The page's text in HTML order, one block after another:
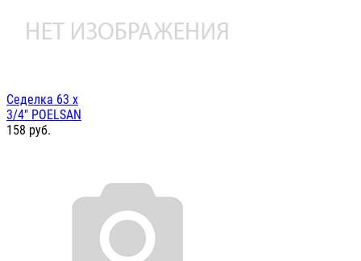
Седелка 63 х
3/4" POELSAN
158 руб.